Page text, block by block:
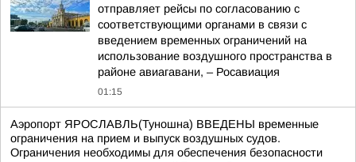
отправляет рейсы по согласованию с
соответствующими органами в связи с
введением временных ограничений на
использование воздушного пространства в
районе авиагавани, – Росавиация
01:15
Аэропорт ЯРОСЛАВЛЬ(Туношна) ВВЕДЕНЫ временные
ограничения на прием и выпуск воздушных судов.
Ограничения необходимы для обеспечения безопасности